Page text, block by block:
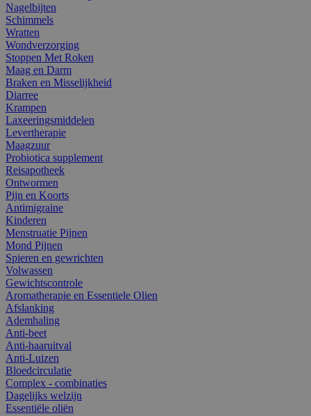
Nagelbijten
Schimmels
Wratten
Wondverzorging
Stoppen Met Roken
Maag en Darm
Braken en Misselijkheid
Diarree
Krampen
Laxeeringsmiddelen
Levertherapie
Maagzuur
Probiotica supplement
Reisapotheek
Ontwormen
Pijn en Koorts
Antimigraine
Kinderen
Menstruatie Pijnen
Mond Pijnen
Spieren en gewrichten
Volwassen
Gewichtscontrole
Aromatherapie en Essentiele Olien
Afslanking
Ademhaling
Anti-beet
Anti-haaruitval
Anti-Luizen
Bloedcirculatie
Complex - combinaties
Dagelijks welzijn
Essentiële oliën